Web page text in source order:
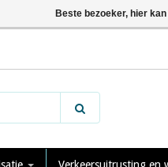
Beste bezoeker, hier